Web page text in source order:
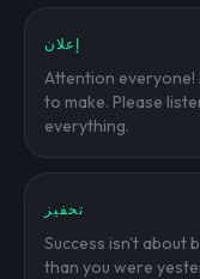
إعلان
Attention everyone!
to make. Please
everything.
تحفيز
Success isn't about
than you were